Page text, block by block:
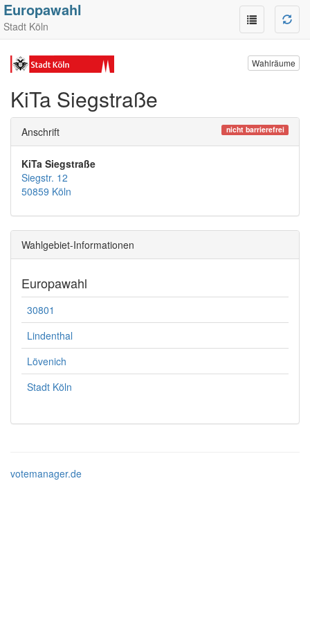
Europawahl
Stadt Köln
Wahlräume
KiTa Siegstraße
Anschrift nicht barrierefrei
KiTa Siegstraße
Siegstr. 12
50859 Köln
Wahlgebiet-Informationen
Europawahl
30801
Lindenthal
Lövenich
Stadt Köln
votemanager.de